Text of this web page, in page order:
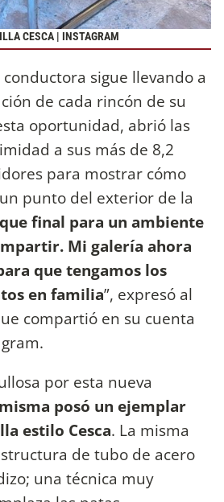
CESCA | INSTAGRAM
sigue llevando a
de cada rincón de su
oportunidad, abrió las
a sus más de 8,2
para mostrar cómo
punto del exterior de la
final para un ambiente
Mi galería ahora
que tengamos los
en familia”, expresó al
compartió en su cuenta
por esta nueva
posó un ejemplar
estilo Cesca. La misma
de tubo de acero
una técnica muy